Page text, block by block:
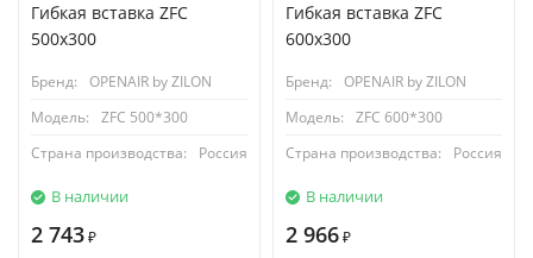
Гибкая вставка ZFC
500x300
Бренд:
OPENAIR by ZILON
Модель:
ZFC 500*300
Страна производства:
Россия
В наличии
2 743 ₽
Гибкая вставка ZFC
600x300
Бренд:
OPENAIR by ZILON
Модель:
ZFC 600*300
Страна производства:
Россия
В наличии
2 966 ₽